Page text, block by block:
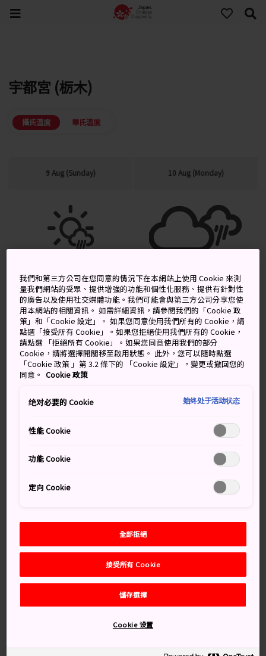
宇都宮 (栃木)
攝氏溫度 華氏溫度
9 Aug (Sunday) 10 Aug (Monday)
高 低 降雨機率 高 低 降雨機率
33° 24° 50% 32° 23° 50%
高 低
降雨
9 Aug (Sunday) 33° 24° 50%
10 Aug (Monday) 23° 50%
21° 80%
我們和第三方公司在您同意的情況下在本網站上使用 Cookie 來測
量我們網站的受眾、提供增強的功能和個性化服務、提供有針對性
的廣告以及使用社交媒體功能。我們可能會與第三方公司分享您使
用本網站的相關資訊。 如需詳細資訊，請參閱我們的「Cookie 政
策」和「Cookie 設定」。 如果您同意使用我們所有的 Cookie，請
點選「接受所有 Cookie」。如果您拒絕使用我們所有的 Cookie，
請點選 「拒絕所有 Cookie」。如果您同意使用我們的部分
Cookie，請將選擇開關移至啟用狀態。 此外，您可以隨時點選
「Cookie 政策 」第 3.2 條下的 「Cookie 設定」，變更或撤回您的
同意。 Cookie 政策
绝对必要的 Cookie 始终处于活动状态
性能 Cookie
功能 Cookie
定向 Cookie
全部拒絕
接受所有 Cookie
儲存選擇
Cookie 设置